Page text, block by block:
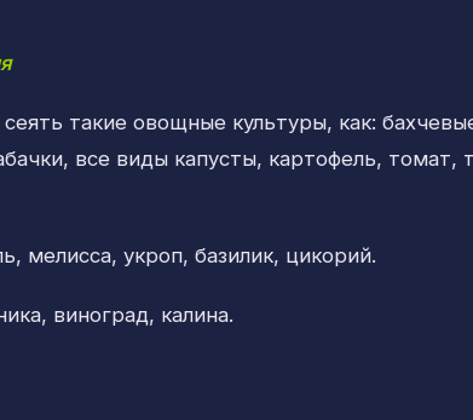
такие овощные культуры, как:
все виды капусты, картофель, томат,
мелисса, укроп, базилик, цикорий.
виноград, калина.